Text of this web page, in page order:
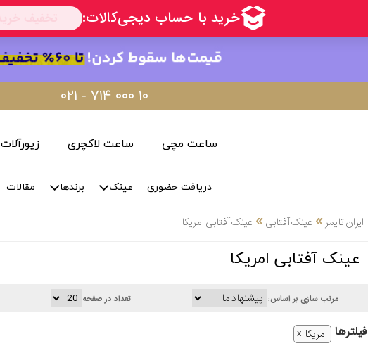
۰۲۱ - ۷۱۴ ۰۰۰ ۱۰
ساعت مچی ساعت لاکچری زیورآلات
دریافت حضوری عینک برندها مقالات
ایران تایمر » عینک آفتابی» عینک آفتابی امریکا
عینک آفتابی امریکا
مرتب سازی بر اساس: تعداد در صفحه
فیلتر‌ها امریکا